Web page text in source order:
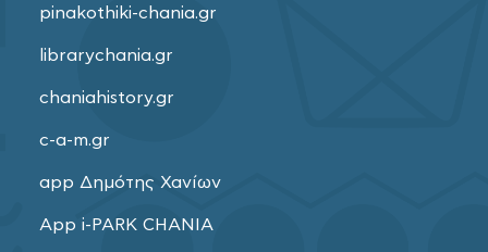
pinakothiki-chania.gr
librarychania.gr
chaniahistory.gr
c-a-m.gr
app Δημότης Χανίων
App i-PARK CHANIA